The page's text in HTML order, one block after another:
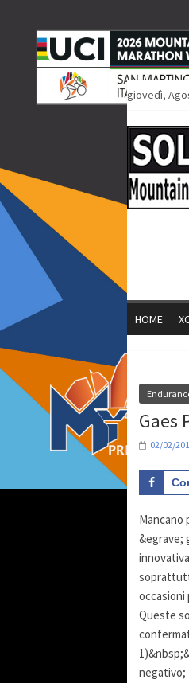
giovedì,
HOME
Gaes
02/02/
Mancano
&egrave;
occasioni
Queste
negativo;